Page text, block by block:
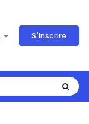
S’inscrire